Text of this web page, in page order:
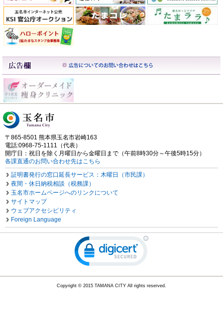
〒865-8501 熊本県玉名市岩崎163
電話:0968-75-1111（代表）
開庁日：祝日を除く月曜日から金曜日まで（午前8時30分～午後5時15分）
各課直通のお問い合わせ先はこちら
証明書発行の窓口延長サービス：木曜日（市民課）
夜間・休日納税相談（税務課）
玉名市ホームページへのリンクについて
サイトマップ
ウェブアクセシビリティ
Foreign Language
Copyright © 2015 TAMANA CITY All rights reserved.